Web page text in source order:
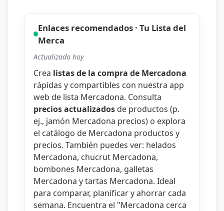
Enlaces recomendados · Tu Lista del
Merca
Actualizado hoy
Crea listas de la compra de Mercadona
rápidas y compartibles con nuestra app
web de lista Mercadona. Consulta
precios actualizados de productos (p.
ej., jamón Mercadona precios) o explora
el catálogo de Mercadona productos y
precios. También puedes ver: helados
Mercadona, chucrut Mercadona,
bombones Mercadona, galletas
Mercadona ytartas Mercadona. Ideal
para comparar, planificar y ahorrar cada
semana. Encuentra el "Mercadona cerca